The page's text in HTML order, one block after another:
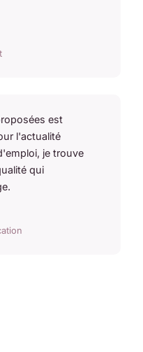
est
l'actualité
je trouve
qui